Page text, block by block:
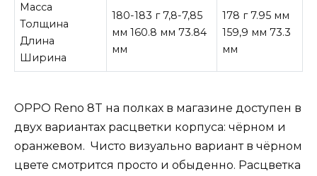
Масса
Толщина
Длина
Ширина
180-183 г 7,8-7,85
мм 160.8 мм 73.84
мм
178 г 7.95 мм
159,9 мм 73.3
мм
OPPO Reno 8T на полках в магазине доступен в
двух вариантах расцветки корпуса: чёрном и
оранжевом. Чисто визуально вариант в чёрном
цвете смотрится просто и обыденно. Расцветка